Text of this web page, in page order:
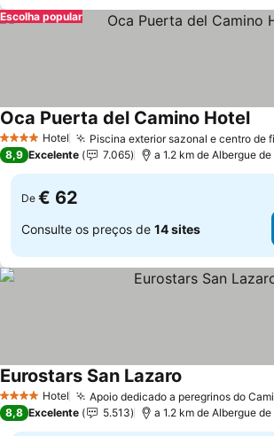
Escolha popular
4 EstrelasHotel Piscina exterior sazonal e centro de
Oca Puerta del Camino Hotel
8,9 Excelente 7.065
De € 62
Consulte os preços de 14 sites
4 EstrelasHotel Apoio dedicado a peregrinos do
Eurostars San Lazaro
8,8 Excelente 5.513